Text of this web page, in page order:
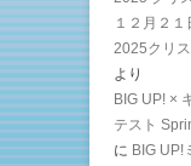
１２月２
2025クリ
より
BIG UP! ×
テスト
に BIG UP!